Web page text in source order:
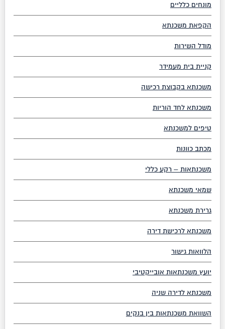
מונחים כלליים
הקפאת משכנתא
מודל השירות
קניית בית מעמידר
משכנתא בקבוצת רכישה
משכנתא לחד הוריות
טיפים למשכנתא
מכתב כוונות
משכנתאות – רקע כללי
שמאי משכנתא
גרירת משכנתא
משכנתא לרכישת דירה
הלוואות גישור
יועץ משכנתאות אובייקטיבי
משכנתא לדירה שניה
השוואת משכנתאות בין בנקים